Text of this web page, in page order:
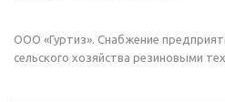
ООО «Гуртиз». Снабжение
сельского хозяйства резиновыми